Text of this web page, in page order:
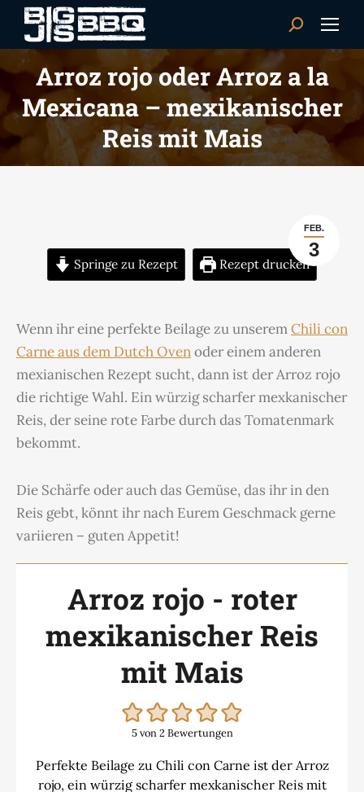
Search:
Arroz rojo oder Arroz a la
Mexicana – mexikanischer
Reis mit Mais
FEB.
3
Springe zu Rezept Rezept drucken
Wenn ihr eine perfekte Beilage zu unseremChili con
Carne aus dem Dutch Ovenoder einem anderen
mexianischen Rezept sucht, dann ist der Arroz rojo
die richtige Wahl. Ein würzig scharfer mexkanischer
Reis, der seine rote Farbe durch das Tomatenmark
bekommt.
Die Schärfe oder auch das Gemüse, das ihr in den
Reis gebt, könnt ihr nach Eurem Geschmack gerne
variieren – guten Appetit!
Arroz rojo - roter
mexikanischer Reis
mit Mais
5von2Bewertungen
Perfekte Beilage zu Chili con Carne ist der Arroz
rojo, ein würzig scharfer mexkanischer Reis mit